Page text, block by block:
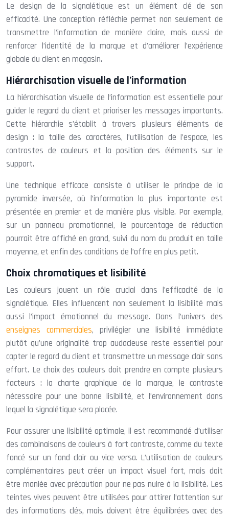
Le design de la signalétique est un élément clé de son
efficacité. Une conception réfléchie permet non seulement de
transmettre l’information de manière claire, mais aussi de
renforcer l’identité de la marque et d’améliorer l’expérience
globale du client en magasin.
Hiérarchisation visuelle de l’information
La hiérarchisation visuelle de l’information est essentielle pour
guider le regard du client et prioriser les messages importants.
Cette hiérarchie s’établit à travers plusieurs éléments de
design : la taille des caractères, l’utilisation de l’espace, les
contrastes de couleurs et la position des éléments sur le
support.
Une technique efficace consiste à utiliser le principe de la
pyramide inversée, où l’information la plus importante est
présentée en premier et de manière plus visible. Par exemple,
sur un panneau promotionnel, le pourcentage de réduction
pourrait être affiché en grand, suivi du nom du produit en taille
moyenne, et enfin des conditions de l’offre en plus petit.
Choix chromatiques et lisibilité
Les couleurs jouent un rôle crucial dans l’efficacité de la
signalétique. Elles influencent non seulement la lisibilité mais
aussi l’impact émotionnel du message. Dans l’univers des
enseignes commerciales, privilégier une lisibilité immédiate
plutôt qu’une originalité trop audacieuse reste essentiel pour
capter le regard du client et transmettre un message clair sans
effort. Le choix des couleurs doit prendre en compte plusieurs
facteurs : la charte graphique de la marque, le contraste
nécessaire pour une bonne lisibilité, et l’environnement dans
lequel la signalétique sera placée.
Pour assurer une lisibilité optimale, il est recommandé d’utiliser
des combinaisons de couleurs à fort contraste, comme du texte
foncé sur un fond clair ou vice versa. L’utilisation de couleurs
complémentaires peut créer un impact visuel fort, mais doit
être maniée avec précaution pour ne pas nuire à la lisibilité. Les
teintes vives peuvent être utilisées pour attirer l’attention sur
des informations clés, mais doivent être équilibrées avec des